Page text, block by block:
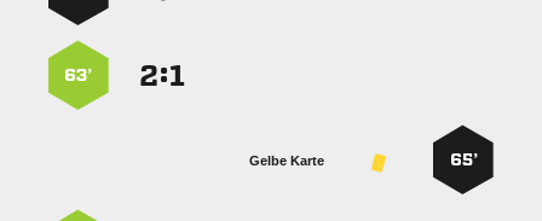
:
63’
65’
Gelbe Karte